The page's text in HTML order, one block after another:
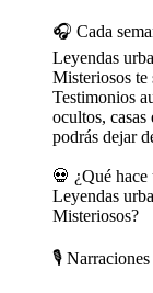
🎧 Cada
Leyendas
Misteriosos te
Testimonios
ocultos,
podrás dejar
💀 ¿Qué
Leyendas
Misteriosos?
🎙️ Narraciones